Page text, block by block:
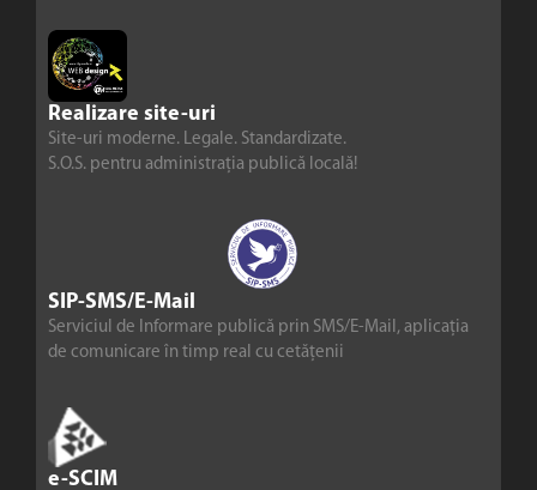
Realizare site-uri
Site-uri moderne. Legale. Standardizate.
S.O.S. pentru administrația publică locală!
SIP-SMS/E-Mail
Serviciul de Informare publică prin SMS/E-Mail, aplicația
de comunicare în timp real cu cetățenii
e-SCIM